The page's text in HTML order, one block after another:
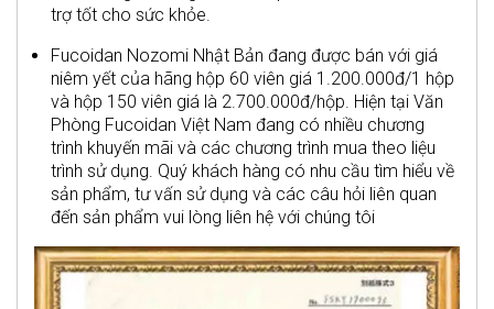
trợ tốt cho sức khỏe.
Fucoidan Nozomi Nhật Bản đang được bán với giá
niêm yết của hãng hộp 60 viên giá 1.200.000đ/1 hộp
và hộp 150 viên giá là 2.700.000đ/hộp. Hiện tại Văn
Phòng Fucoidan Việt Nam đang có nhiều chương
trình khuyến mãi và các chương trình mua theo liệu
trình sử dụng. Quý khách hàng có nhu cầu tìm hiểu về
sản phẩm, tư vấn sử dụng và các câu hỏi liên quan
đến sản phẩm vui lòng liên hệ với chúng tôi